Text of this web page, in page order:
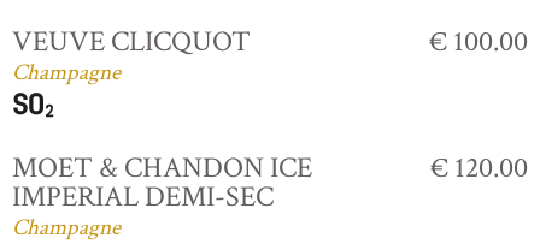
VEUVE CLICQUOT
Champagne
€ 100.00
MOET & CHANDON ICE
IMPERIAL DEMI-SEC
Champagne
€ 120.00